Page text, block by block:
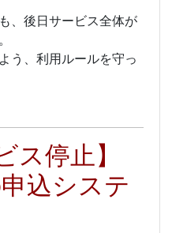
、後日サービス全体が
う、利用ルールを守っ
ス停止】
込システ